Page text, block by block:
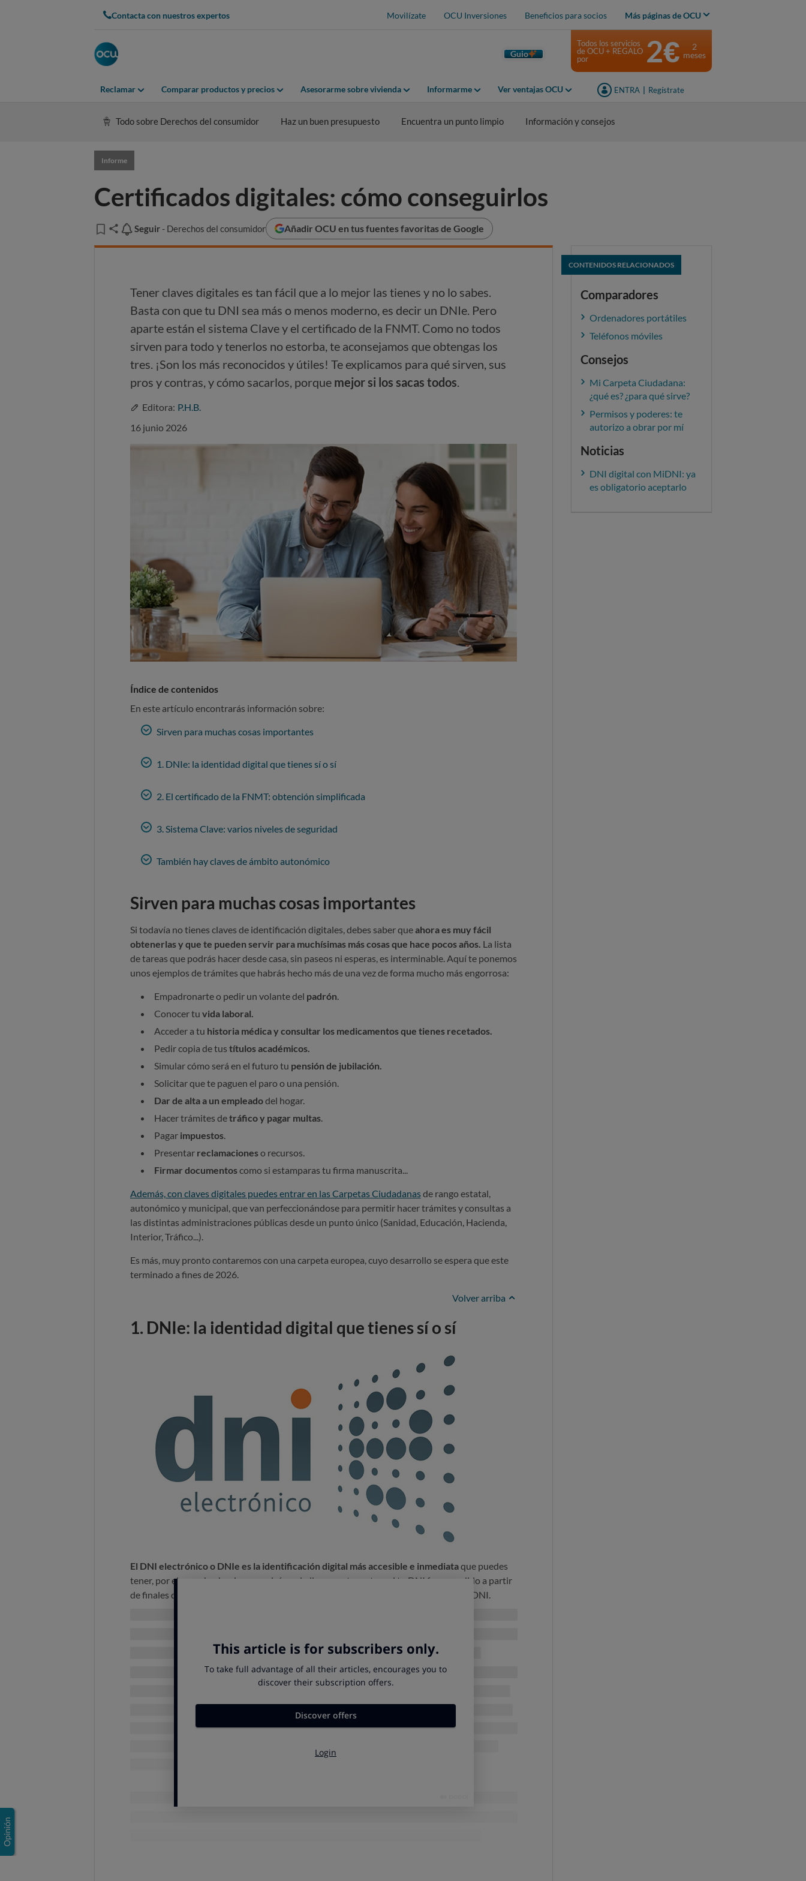
Contacta con nuestros expertos Movilízate OCU Inversiones Beneficios para socios Más páginas de OCU
Guio
Reclamar Comparar productos y precios Asesorarme sobre vivienda Informarme Ver ventajas OCU ENTRA Regístrate
Todos los servicios
de OCU + REGALO
por
2€
2
meses
Todo sobre Derechos del consumidor Haz un buen presupuesto Encuentra un punto limpio Información y consejos
Informe
Certificados digitales: cómo conseguirlos
Seguir
Seguir - Derechos del consumidor Añadir OCU en tus fuentes favoritas de Google
Tener claves digitales es tan fácil que a lo mejor las tienes y no lo sabes.
Basta con que tu DNI sea más o menos moderno, es decir un DNIe. Pero
aparte están el sistema Clave y el certificado de la FNMT. Como no todos
sirven para todo y tenerlos no estorba, te aconsejamos que obtengas los
tres. ¡Son los más reconocidos y útiles! Te explicamos para qué sirven, sus
pros y contras, y cómo sacarlos, porque mejor si los sacas todos
Editora: P.H.B.
16 junio 2026
Índice de contenidos
En este artículo encontrarás información sobre:
Sirven para muchas cosas importantes
1. DNIe: la identidad digital que tienes sí o sí
2. El certificado de la FNMT: obtención simplificada
3. Sistema Clave: varios niveles de seguridad
También hay claves de ámbito autonómico
Sirven para muchas cosas importantes
Si todavía no tienes claves de identificación digitales, debes saber queahora es muy fácil
obtenerlas y que te pueden servir para muchísimas más cosas que hace pocos años. La lista
de tareas que podrás hacer desde casa, sin paseos ni esperas, es interminable. Aquí te ponemos
unos ejemplos de trámites que habrás hecho más de una vez de forma mucho más engorrosa:
Empadronarte o pedir un volante del padrón
Conocer tu vida laboral.
Acceder a tu historia médica y consultar los medicamentos que tienes recetados.
Pedir copia de tus títulos académicos.
Simular cómo será en el futuro tu pensión de jubilación.
Solicitar que te paguen el paro o una pensión.
Dar de alta a un empleadodel hogar.
Hacer trámites detráfico y pagar multas.
Pagar impuestos.
Presentar reclamacioneso recursos.
Firmar documentoscomo si estamparas tu firma manuscrita...
Además, con claves digitales puedes entrar en las Carpetas Ciudadanasde rango estatal,
autonómico y municipal, que van perfeccionándose para permitir hacer trámites y consultas a
las distintas administraciones públicas desde un punto único (Sanidad, Educación, Hacienda,
Interior, Tráfico...).
Es más, muy pronto contaremos con una carpeta europea, cuyo desarrollo se espera que este
terminado a fines de 2026.
Volver arriba
1. DNIe: la identidad digital que tienes sí o sí
El DNI electrónico o DNIe es la identificación digital más accesible e inmediataque puedes
tener, por el mero hecho de que quizás ya lo lleves en tu cartera si tu DNI fue expedido a partir
de finales de 2018; también puede que estés a punto de tenerla si te toca renovar el DNI.
(di que quieres la renovación precisamente para usar esas funciones).
Recuerda que además ahora puedes "llevar" el DNI en el móvil gracias a una aplicación oficial;
porque no es equivalente en todo a la tarjeta física.
Si tienes un DNIe moderno,quizás no lo puedas usar sobre la marcha para hacer gestiones
porque son muy comunes estas cosas:
físico va aparte y es de 2, 5 o 10 años dependiendo de si el dueño tiene menos de 5 años, de
CONTENIDOS RELACIONADOS
Comparadores
Ordenadores portátiles
Teléfonos móviles
Consejos
Mi Carpeta Ciudadana:
¿qué es? ¿para qué sirve?
Permisos y poderes: te
autorizo a obrar por mí
Noticias
DNI digital con MiDNI: ya
es obligatorio aceptarlo